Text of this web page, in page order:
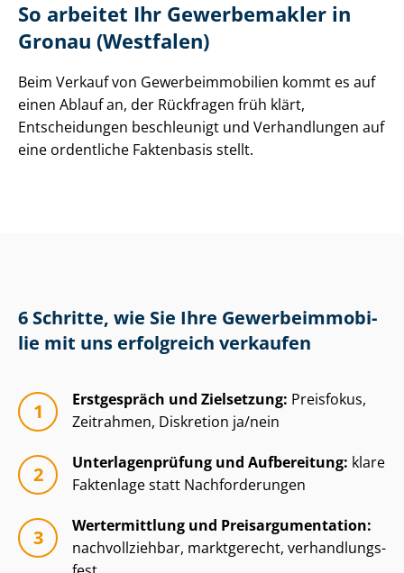
So arbeitet Ihr Gewerbemakler in
Gronau (Westfalen)
Beim Verkauf von Ge­wer­be­im­mo­bi­li­en kommt es auf
einen Ablauf an, der Rückfragen früh klärt,
Entscheidungen beschleunigt und Verhandlungen auf
eine ordentliche Faktenbasis stellt.
6 Schritte, wie Sie Ihre Ge­wer­be­im­mo­bi­
lie mit uns erfolgreich verkaufen
Erstgespräch und Zielsetzung: Preisfokus,
Zeitrahmen, Diskretion ja/nein
Un­ter­la­gen­prü­fung und Aufbereitung: klare
Faktenlage statt Nachforderungen
Wertermittlung und Preisar­gu­men­ta­ti­on:
nachvollziehbar, marktgerecht, ver­hand­lungs­